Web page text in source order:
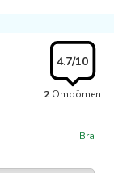
4.7/10
2 Omdömen
Bra